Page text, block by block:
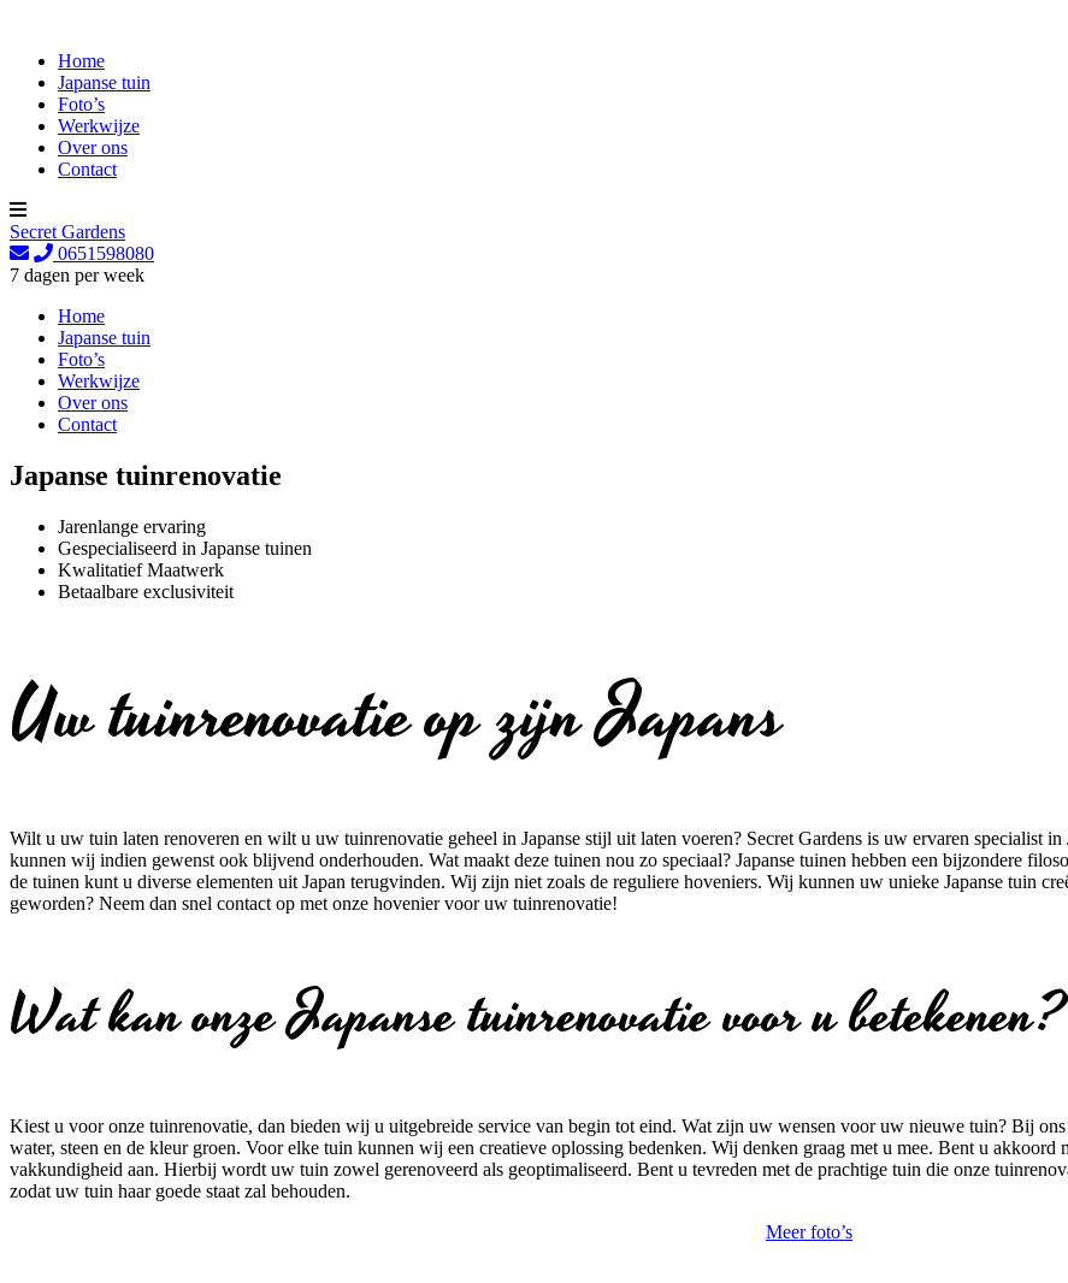
Home
Japanse tuin
Foto’s
Werkwijze
Over ons
Contact
Secret Gardens
0651598080
7 dagen per week
Home
Japanse tuin
Foto’s
Werkwijze
Over ons
Contact
Japanse tuinrenovatie
Jarenlange ervaring
Gespecialiseerd in Japanse tuinen
Kwalitatief Maatwerk
Betaalbare exclusiviteit
Uw tuinrenovatie op zijn Japans
Wilt u uw tuin laten renoveren en wilt u uw tuinrenovatie geheel in Japanse stijl uit laten voeren? Secret Gardens is uw ervaren specialist
kunnen wij indien gewenst ook blijvend onderhouden. Wat maakt deze tuinen nou zo speciaal? Japanse tuinen hebben een bijzondere
de tuinen kunt u diverse elementen uit Japan terugvinden. Wij zijn niet zoals de reguliere hoveniers. Wij kunnen uw unieke Japanse tuin
geworden? Neem dan snel contact op met onze hovenier voor uw tuinrenovatie!
Wat kan onze Japanse tuinrenovatie voor u betekenen?
Kiest u voor onze tuinrenovatie, dan bieden wij u uitgebreide service van begin tot eind. Wat zijn uw wensen voor uw nieuwe tuin? Bij
water, steen en de kleur groen. Voor elke tuin kunnen wij een creatieve oplossing bedenken. Wij denken graag met u mee. Bent u
vakkundigheid aan. Hierbij wordt uw tuin zowel gerenoveerd als geoptimaliseerd. Bent u tevreden met de prachtige tuin die onze
zodat uw tuin haar goede staat zal behouden.
Meer foto’s